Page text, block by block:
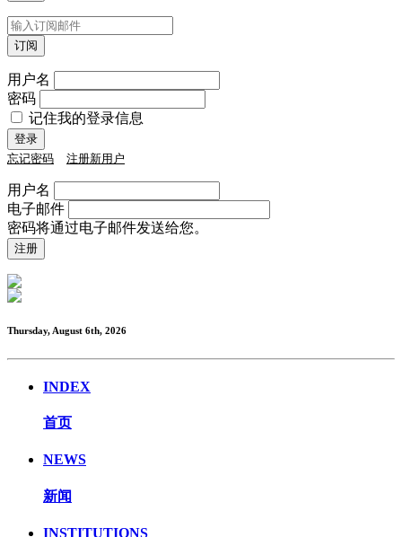
用户名
密码
记住我的登录信息
忘记密码 注册新用户
用户名
电子邮件
密码将通过电子邮件发送给您。
Thursday, August 6th, 2026
INDEX
首页
NEWS
新闻
INSTITUTIONS